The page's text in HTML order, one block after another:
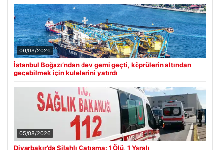
06/08/2026
İstanbul Boğazı’ndan dev gemi geçti, köprülerin altından
geçebilmek için kulelerini yatırdı
05/08/2026
Diyarbakır’da Silahlı Çatışma: 1 Ölü, 1 Yaralı